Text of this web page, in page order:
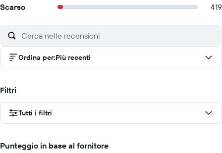
Scarso
419
Ordina per:Più recenti
Filtri
Tutti i filtri
Punteggio in base al fornitore